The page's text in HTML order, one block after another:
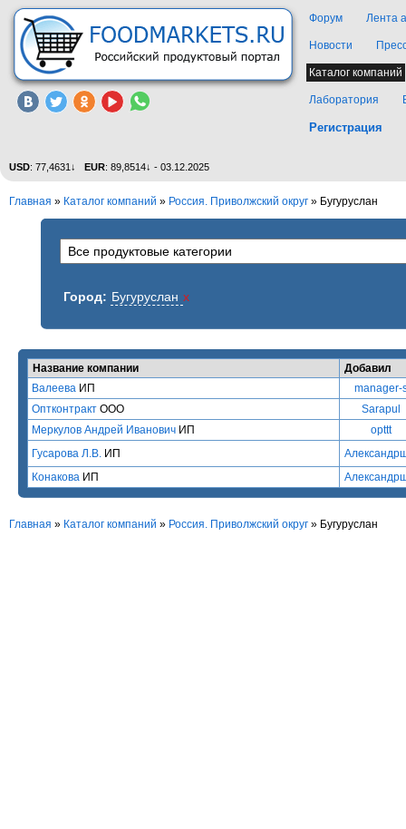
Форум Лента
Новости
Каталог компаний
Лаборатория
Регистрация
USD: 77,4631↓ EUR: 89,8514↓ - 03.12.2025
Главная » Каталог компаний » Россия. Приволжский округ » Бугуруслан
Город: Бугуруслан x
Название компании
Добавил
Валеева ИП
manager-
Оптконтракт ООО
Sarapul
Меркулов Андрей Иванович ИП
opttt
Гусарова Л.В. ИП
Конакова ИП
Главная » Каталог компаний » Россия. Приволжский округ » Бугуруслан